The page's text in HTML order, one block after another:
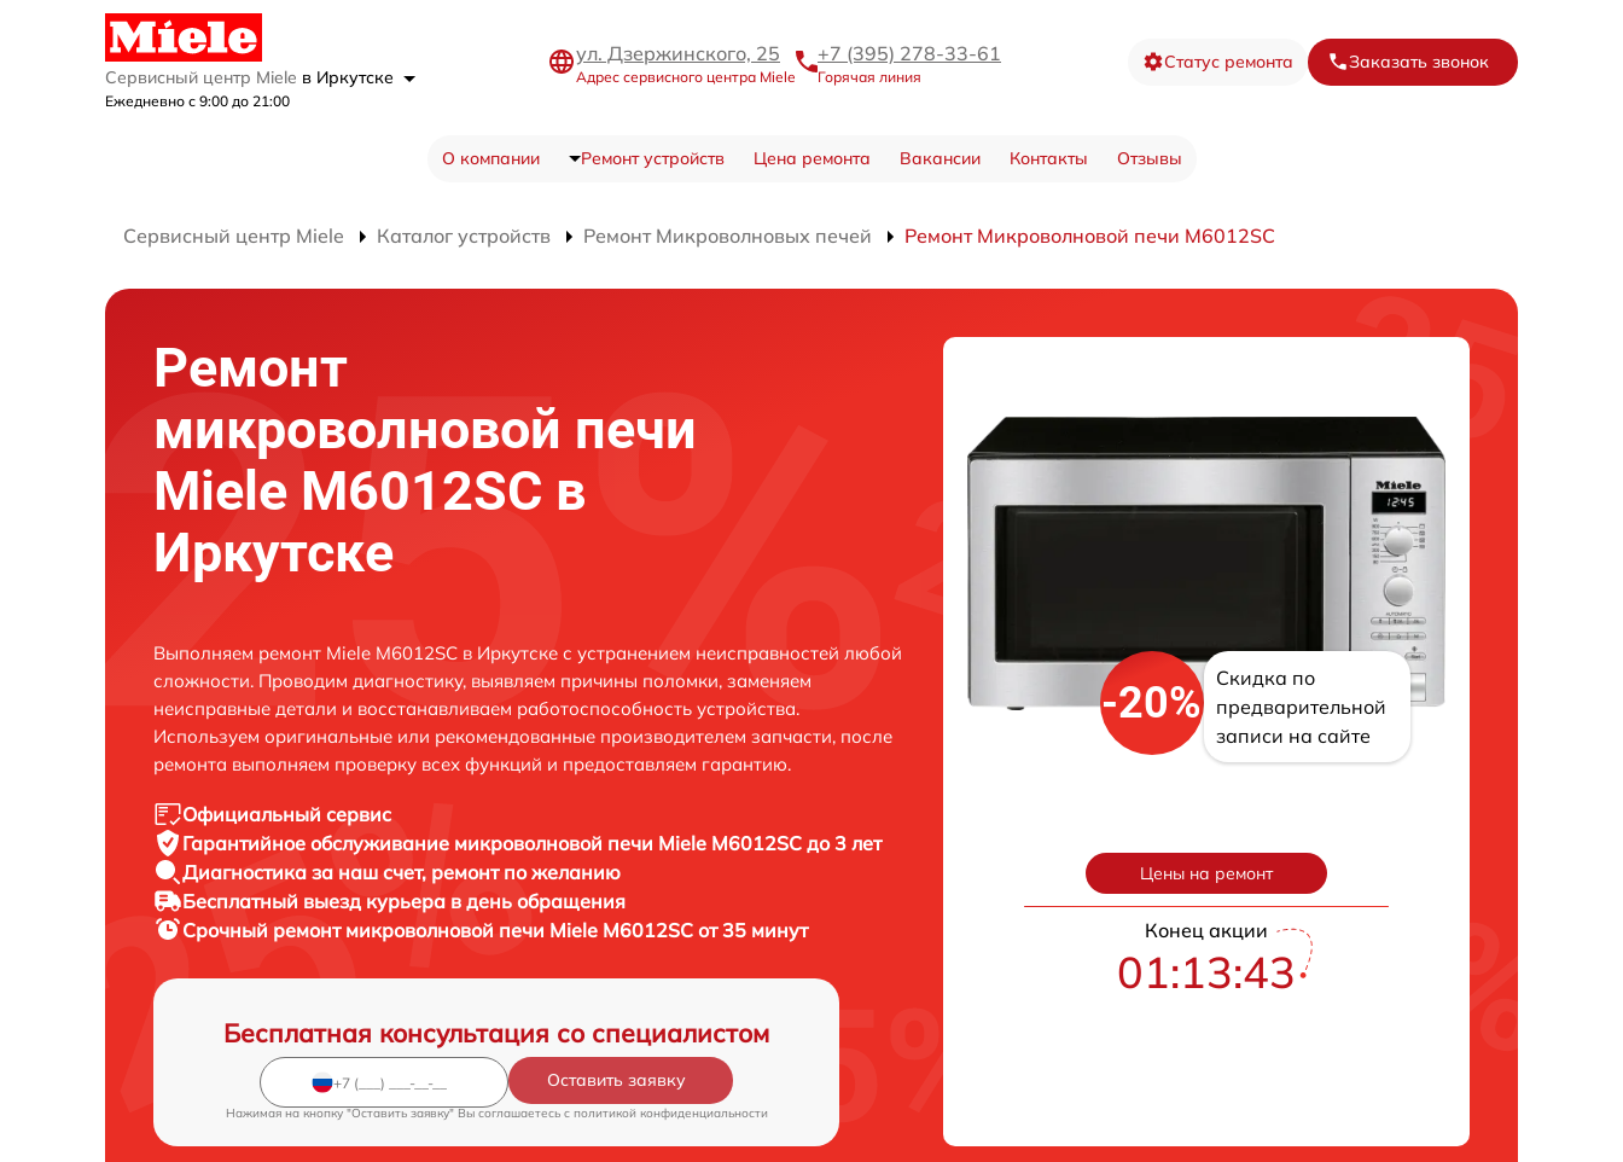
Сервисный центр Miele в Иркутске
Ежедневно с 9:00 до 21:00
ул. Дзержинского, 25
Адрес сервисного центра Miele
+7 (395) 278-33-61
Горячая линия
Статус ремонта Заказать звонок
О компании Ремонт устройств Цена ремонта Вакансии Контакты Отзывы
Сервисный центр Miele Каталог устройств Ремонт Микроволновых печей Ремонт Микроволновой печи M6012SC
Ремонт
микроволновой печи
Miele M6012SC в
Иркутске
Выполняем ремонт Miele M6012SC в Иркутске с устранением неисправностей любой
сложности. Проводим диагностику, выявляем причины поломки, заменяем
неисправные детали и восстанавливаем работоспособность устройства.
Используем оригинальные или рекомендованные производителем запчасти, после
ремонта выполняем проверку всех функций и предоставляем гарантию.
Официальный сервис
Гарантийное обслуживание микроволновой печи Miele M6012SC до 3 лет
Диагностика за наш счет, ремонт по желанию
Бесплатный выезд курьера в день обращения
Срочный ремонт микроволновой печи Miele M6012SC от 35 минут
Бесплатная консультация со специалистом
Оставить заявку
Нажимая на кнопку "Оставить заявку" Вы соглашаетесь c политикой конфиденциальности
-20%
Скидка по
предварительной
записи на сайте
Цены на ремонт
Конец акции
01:13:42